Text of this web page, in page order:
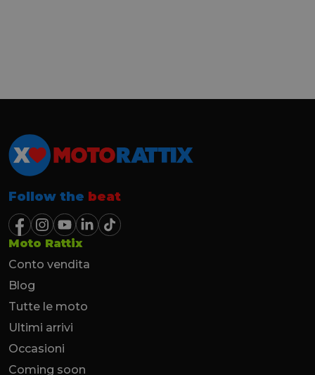
Follow the beat
Moto Rattix
Conto vendita
Blog
Tutte le moto
Ultimi arrivi
Occasioni
Coming soon